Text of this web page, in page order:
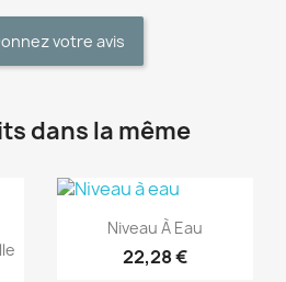
votre avis
dans la même
Aperçu rapide
Niveau À Eau
22,28 €